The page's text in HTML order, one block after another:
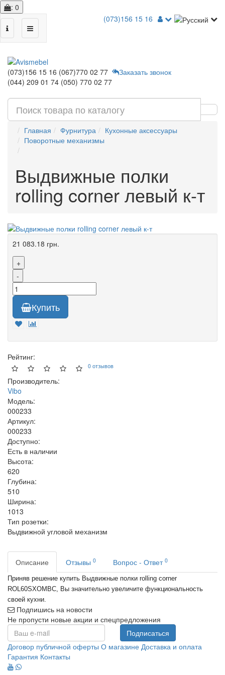
: 0
(073)156 15 16
(073)156 15 16 (067)770 02 77
(044) 209 01 74 (050) 770 02 77
Заказать звонок
Главная Фурнитура
Кухонные аксессуары
Поворотные механизмы
Выдвижные полки
rolling corner левый к-т
21 083.18 грн.
+
-
Купить
Рейтинг:
0 отзывов
Производитель:
Vibo
Модель:
000233
Артикул:
000233
Доступно:
Есть в наличии
Высота:
620
Глубина:
510
Ширина:
1013
Тип розетки:
Выдвижной угловой механизм
Описание Отзывы 0 Вопрос - Ответ 0
Приняв решение купить Выдвижные полки rolling corner
ROL60SXOMBC, Вы значительно увеличите функциональность
своей кухни.
Подпишись на новости
Не пропусти новые акции и спецпредложения
Подписаться
Договор публичной оферты О магазине Доставка и оплата
Гарантия Контакты